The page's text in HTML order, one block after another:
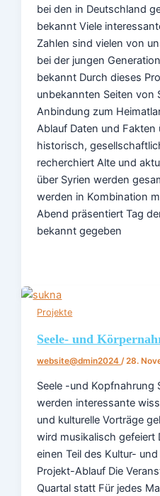
bei den in Deutschland
bekannt Viele
Zahlen sind vielen von
bei der jungen
bekannt Durch dieses
unbekannten Seiten von
Anbindung zum
Ablauf Daten und
historisch,
recherchiert Alte und
über Syrien werden
werden in Kombination
Abend präsentiert Tag
bekannt gegeben
Projekte
Seele- und
website@dmin2024/28.
Seele -und Kopfnahrung
werden interessante
und kulturelle Vorträge
wird musikalisch gefeiert
einen Teil des Kultur-
Projekt-Ablauf Die
Quartal statt Für jedes